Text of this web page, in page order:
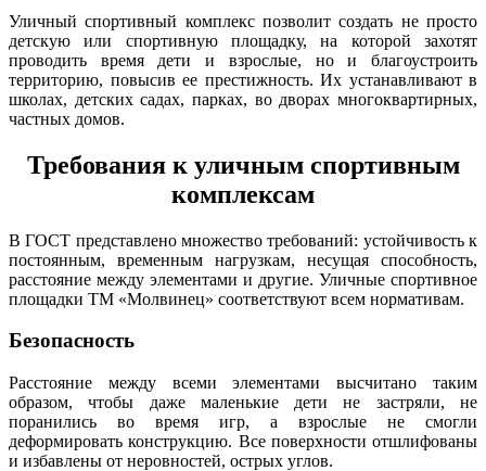
Уличный спортивный комплекс позволит создать не просто
детскую или спортивную площадку, на которой захотят
проводить время дети и взрослые, но и благоустроить
территорию, повысив ее престижность. Их устанавливают в
школах, детских садах, парках, во дворах многоквартирных,
частных домов.
Требования к уличным спортивным
комплексам
В ГОСТ представлено множество требований: устойчивость к
постоянным, временным нагрузкам, несущая способность,
расстояние между элементами и другие. Уличные спортивное
площадки ТМ «Молвинец» соответствуют всем нормативам.
Безопасность
Расстояние между всеми элементами высчитано таким
образом, чтобы даже маленькие дети не застряли, не
поранились во время игр, а взрослые не смогли
деформировать конструкцию. Все поверхности отшлифованы
и избавлены от неровностей, острых углов.